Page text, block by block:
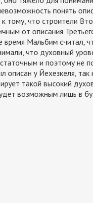
понять
к тому, что строители
от описания
Мальбим считал,
что духовный
и поэтому не
описан у Йехезкеля, так
такой высокий
возможным лишь в